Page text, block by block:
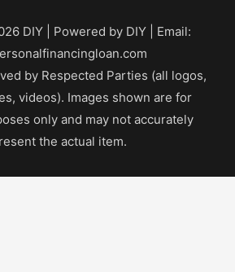
DIY| Powered by DIY| Email:
by Respected Parties (all logos,
videos). Images shown are for
only and may not accurately
the actual item.